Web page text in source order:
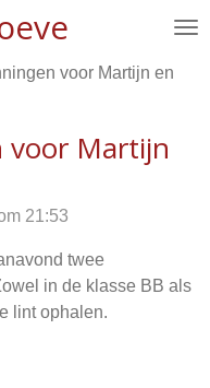
voor Martijn en
voor Martijn
21:53
twee
in de klasse BB als
lint ophalen.